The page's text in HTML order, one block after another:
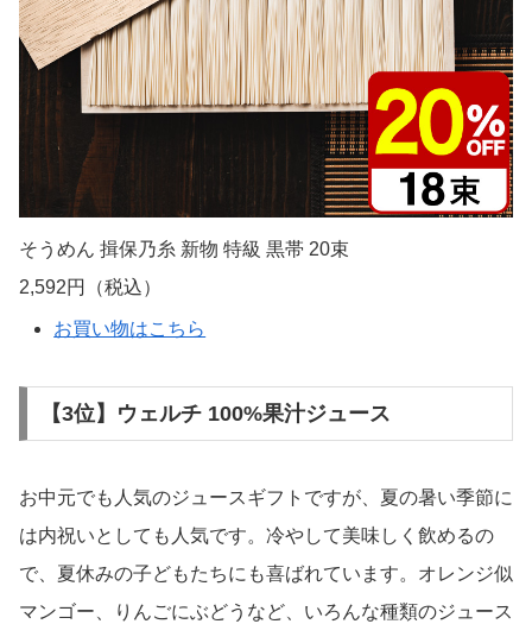
そうめん 揖保乃糸 新物 特級 黒帯 20束
2,592円（税込）
お買い物はこちら
【3位】ウェルチ 100%果汁ジュース
お中元でも人気のジュースギフトですが、夏の暑い季節に
は内祝いとしても人気です。冷やして美味しく飲めるの
で、夏休みの子どもたちにも喜ばれています。オレンジ似
マンゴー、りんごにぶどうなど、いろんな種類のジュース